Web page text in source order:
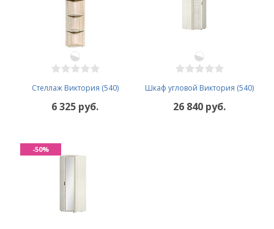
Стеллаж Виктория (540)
6 325 руб.
Шкаф угловой Виктория (540)
26 840 руб.
-50%